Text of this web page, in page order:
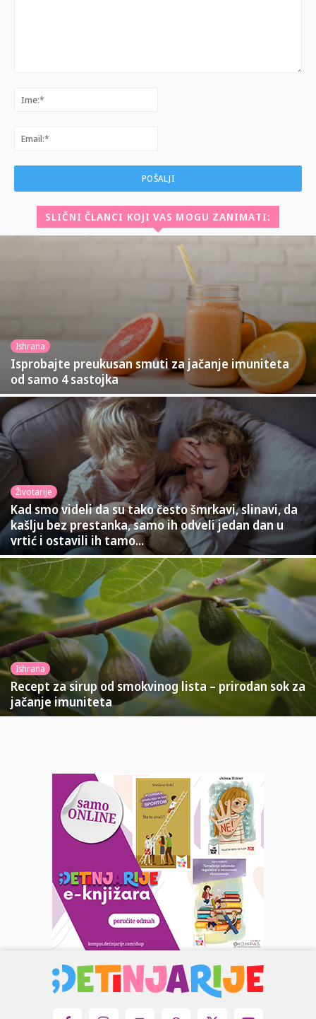
SLIČNI ČLANCI KOJI VAS MOGU ZANIMATI:
Ishrana
Isprobajte preukusan smuti za jačanje imuniteta
od samo 4 sastojka
Životarije
Kad smo videli da su tako često šmrkavi, slinavi, da
kašlju bez prestanka, samo ih odveli jedan dan u
vrtić i ostavili ih tamo...
Ishrana
Recept za sirup od smokvinog lista – prirodan sok za
jačanje imuniteta